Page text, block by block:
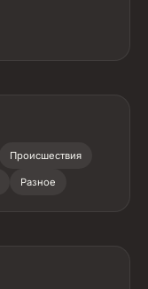
Происшествия
Разное